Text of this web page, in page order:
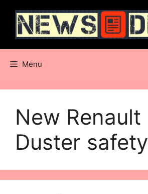
content
Menu
New Renault
Duster safety